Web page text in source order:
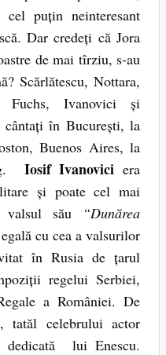
puţin neinteresant
Dar credeţi că Jora
de mai tîrziu, s-au
Scărlătescu, Nottara,
Fuchs, Ivanovici şi
în Bucureşti, la
Buenos Aires, la
Iosif Ivanovici era
şi poate cel mai
său
“Dunărea
cu cea a valsurilor
în Rusia de ţarul
regelui Serbiei,
a României. De
, tatăl celebrului actor
dedicată lui Enescu.